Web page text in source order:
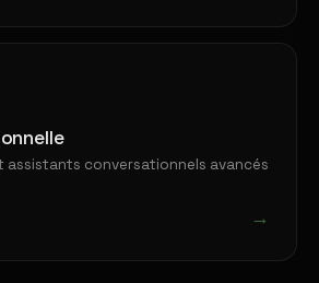
assistants conversationnels avancés
→